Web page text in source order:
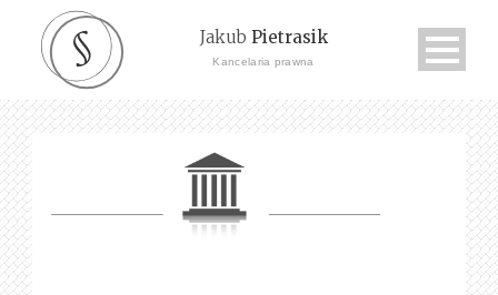
Jakub Pietrasik
Kancelaria prawna